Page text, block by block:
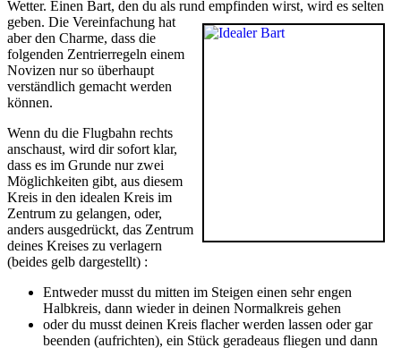
Wetter. Einen Bart, den du als rund empfinden wirst, wird es selten
geben. Die Vereinfachung hat
aber den Charme, dass die
folgenden Zentrierregeln einem
Novizen nur so überhaupt
verständlich gemacht werden
können.
Wenn du die Flugbahn rechts
anschaust, wird dir sofort klar,
dass es im Grunde nur zwei
Möglichkeiten gibt, aus diesem
Kreis in den idealen Kreis im
Zentrum zu gelangen, oder,
anders ausgedrückt, das Zentrum
deines Kreises zu verlagern
(beides gelb dargestellt) :
Entweder musst du mitten im Steigen einen sehr engen
Halbkreis, dann wieder in deinen Normalkreis gehen
oder du musst deinen Kreis flacher werden lassen oder gar
beenden (aufrichten), ein Stück geradeaus fliegen und dann